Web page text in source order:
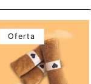
Oferta